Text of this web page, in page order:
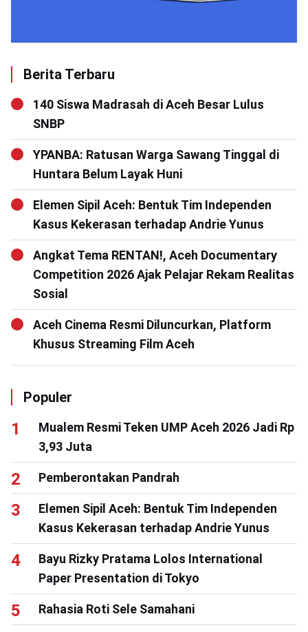
Berita Terbaru
140 Siswa Madrasah di Aceh Besar Lulus
SNBP
YPANBA: Ratusan Warga Sawang Tinggal di
Huntara Belum Layak Huni
Elemen Sipil Aceh: Bentuk Tim Independen
Kasus Kekerasan terhadap Andrie Yunus
Angkat Tema RENTAN!, Aceh Documentary
Competition 2026 Ajak Pelajar Rekam Realitas
Sosial
Aceh Cinema Resmi Diluncurkan, Platform
Khusus Streaming Film Aceh
Populer
Mualem Resmi Teken UMP Aceh 2026 Jadi Rp
3,93 Juta
Pemberontakan Pandrah
Elemen Sipil Aceh: Bentuk Tim Independen
Kasus Kekerasan terhadap Andrie Yunus
Bayu Rizky Pratama Lolos International
Paper Presentation di Tokyo
Rahasia Roti Sele Samahani